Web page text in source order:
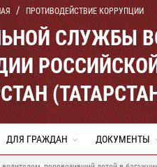
ПРОТИВОДЕЙСТВИЕ КОРРУПЦИИ
СЛУЖБЫ
ДЛЯ ГРАЖДАН ДОКУМЕНТЫ